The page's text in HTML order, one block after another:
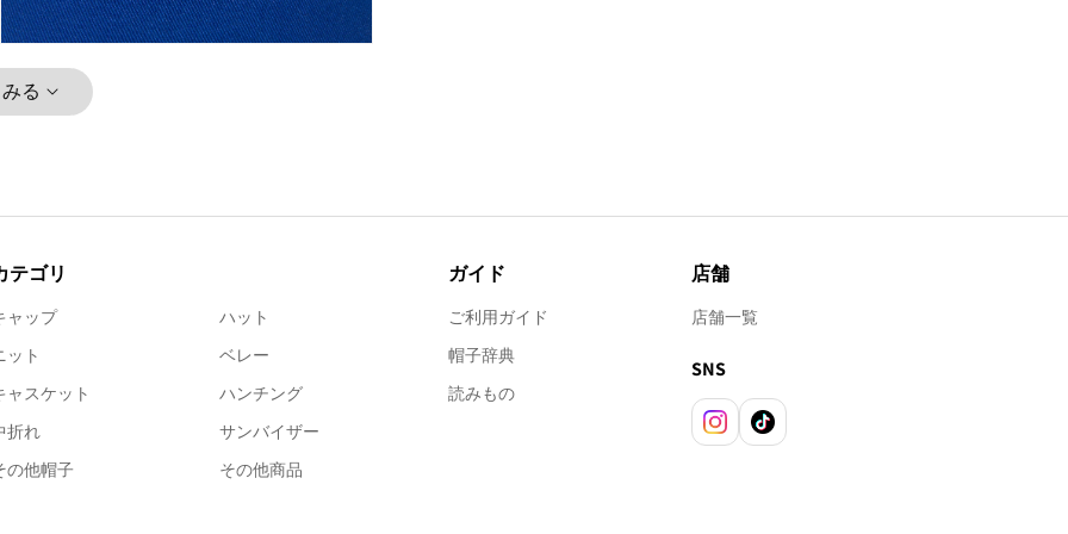
る
テゴリ
ャップ
ハット
ット
ベレー
ャスケット
ハンチング
折れ
サンバイザー
の他帽子
その他商品
ガイド
ご利用ガイド
帽子辞典
読みもの
店舗
店舗一覧
SNS
Instagram
TikTok